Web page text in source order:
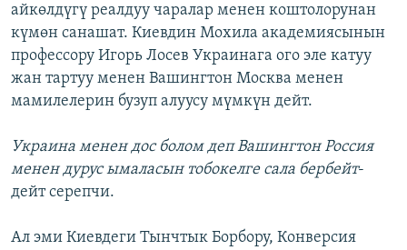
айкөлдүгү реалдуу чаралар менен коштолорунан
күмөн санашат. Киевдин Мохила академиясынын
профессору Игорь Лосев Украинага ого эле катуу
жан тартуу менен Вашингтон Москва менен
мамилелерин бузуп алуусу мүмкүн дейт.
Украина менен дос болом деп Вашингтон Россия
менен дурус ымаласын тобокелге сала бербейт-
дейт серепчи.
Ал эми Киевдеги Тынчтык Борбору, Конверсия